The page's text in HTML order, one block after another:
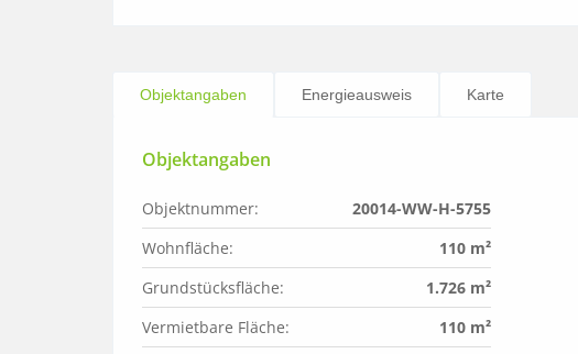
Objektangaben Energieausweis Karte
Objektangaben
Objektnummer:
20014-WW-H-5755
Wohnfläche:
110 m²
Grundstücksfläche:
1.726 m²
Vermietbare Fläche:
110 m²